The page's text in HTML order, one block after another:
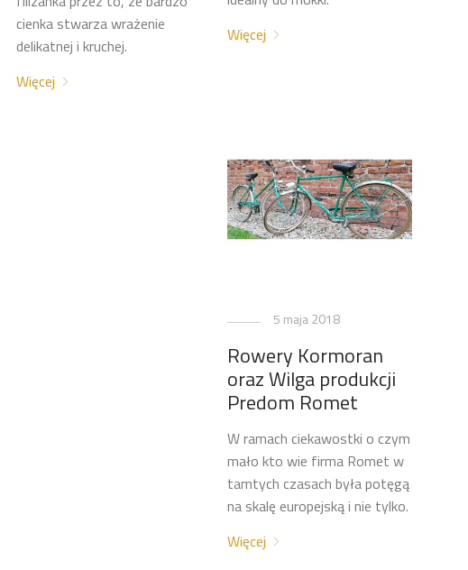
cienka stwarza wrażenie
delikatnej i kruchej.
Więcej
Więcej
5 maja 2018
Rowery Kormoran
oraz Wilga produkcji
Predom Romet
W ramach ciekawostki o czym
mało kto wie firma Romet w
tamtych czasach była potęgą
na skalę europejską i nie tylko.
Więcej